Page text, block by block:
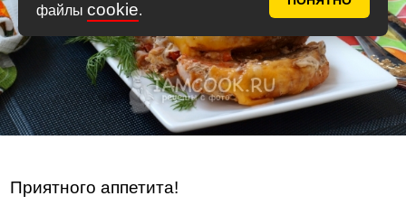
файлы cookie.
Приятного аппетита!